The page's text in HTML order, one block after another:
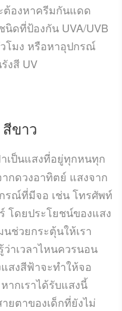
องหาครีมกันแดด
นิดที่ป้องกัน UVA/UVB
โมง หรือหาอุปกรณ์
งสี UV
ขาว
เป็นแสงที่อยู่ทุกหนทุก
กดวงอาทิตย์ แสงจาก
รณ์ที่มีจอ เช่น โทรศัพท์
โดยประโยชน์ของแสง
ช่วยกระตุ้นให้เรา
ว่าเวลาไหนควรนอน
สงสีฟ้าจะทำให้จอ
ากเราได้รับแสงนี้
ยตาของเด็กที่ยังไม่